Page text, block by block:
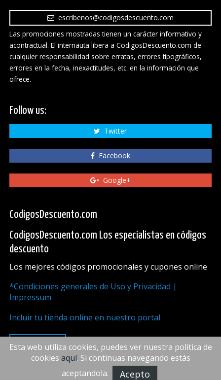
escribenos@codigosdescuento.com
Las promociones mostradas tienen un carácter informativo y
acontractual. El internauta libera a CodigosDescuento.com de
cualquier responsabilidad sobre erratas, errores tipográficos,
errores en la fecha, inexactitudes, etc. en la información que
ofrece.
Follow us:
Twitter
Facebook
Google+
CodigosDescuento.com
CodigosDescuento.com Los especialistas en códigos
descuento
Los mejores códigos promocionales y cupones online
*Condiciones generales de Uso y Privacidad |
Impressum
Incluir tu tienda online en nuestro portal
ARRIBA
FiveDoors Network 2018
Esta web utiliza cookies, puedes ver nuestra politica de
cookies aquí. Si continuas navegando estás
aceptandola.
Acepto